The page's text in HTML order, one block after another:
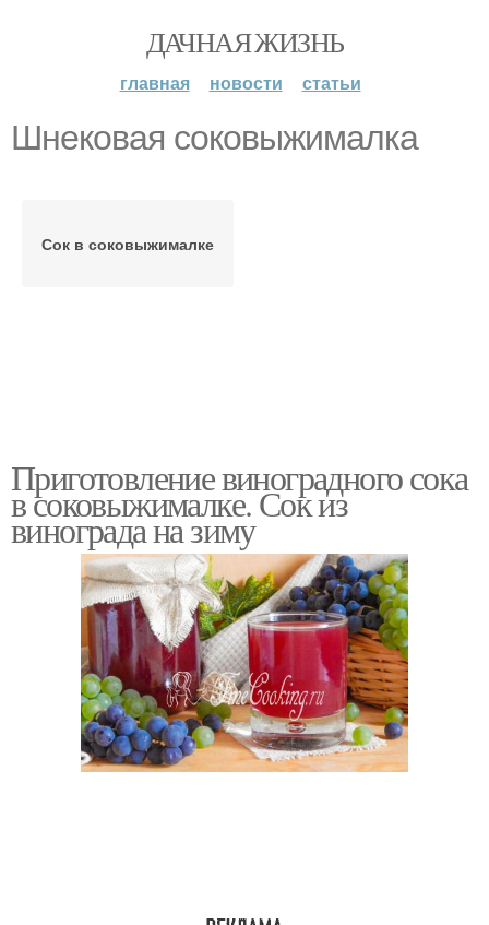
ДАЧНАЯ ЖИЗНЬ
главная новости статьи
Шнековая соковыжималка
Сок в соковыжималке
Приготовление виноградного сока
в соковыжималке. Сок из
винограда на зиму